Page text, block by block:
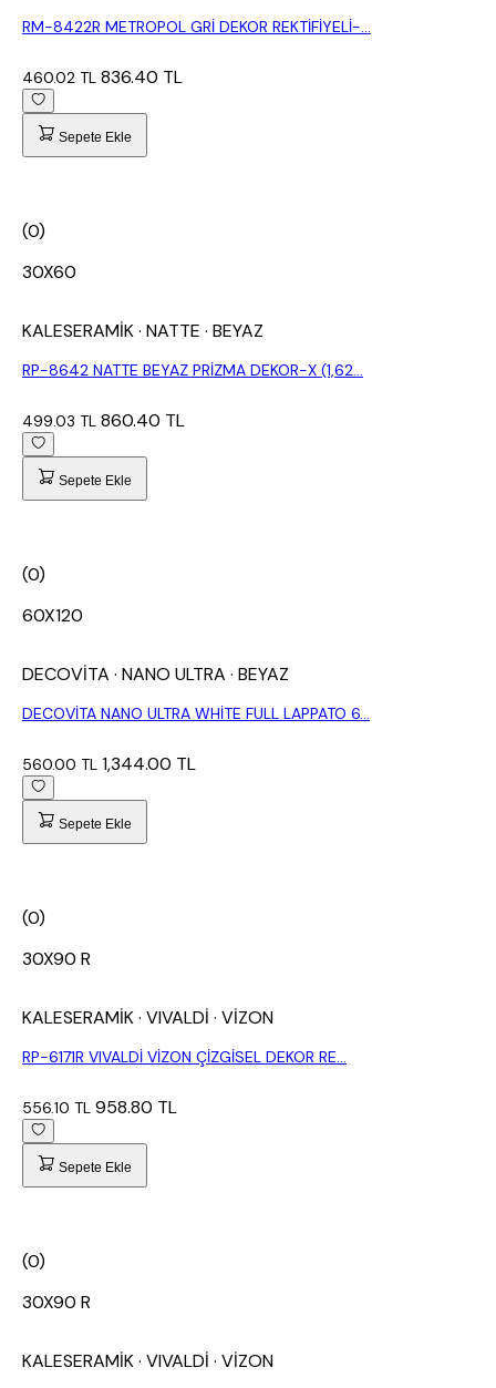
RM-8422R METROPOL GRİ DEKOR REKTİFİYELİ-...
460.02 TL 836.40 TL
Sepete Ekle
(0)
30X60
KALESERAMİK· NATTE · BEYAZ
RP-8642 NATTE BEYAZ PRİZMA DEKOR-X (1,62...
499.03 TL 860.40 TL
Sepete Ekle
(0)
60X120
DECOVİTA · NANO ULTRA · BEYAZ
DECOVİTA NANO ULTRA WHİTE FULL LAPPATO 6...
560.00 TL 1,344.00 TL
Sepete Ekle
(0)
30X90 R
KALESERAMİK· VIVALDİ · VİZON
RP-6171R VIVALDİ VİZON ÇİZGİSEL DEKOR RE...
556.10 TL 958.80 TL
Sepete Ekle
(0)
30X90 R
KALESERAMİK· VIVALDİ · VİZON